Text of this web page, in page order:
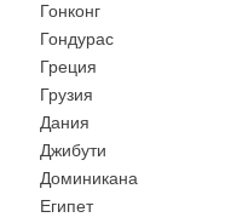
Гонконг
Гондурас
Греция
Грузия
Дания
Джибути
Доминикана
Египет